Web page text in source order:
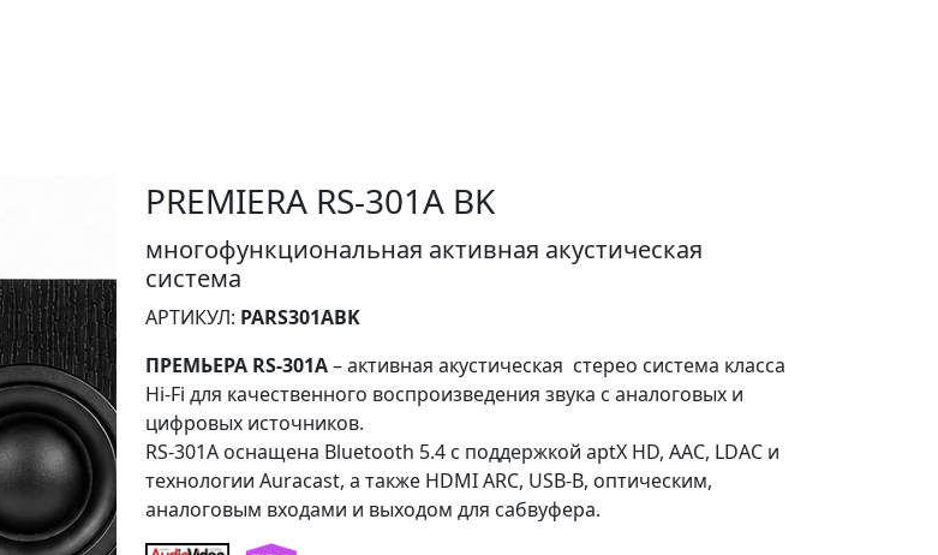
PREMIERA RS-301A BK
многофункциональная активная акустическая
система
АРТИКУЛ: PARS301ABK
ПРЕМЬЕРА RS-301A– активная акустическая стерео система класса
Hi-Fi для качественного воспроизведения звука с аналоговых и
цифровых источников.
RS-301A оснащена Bluetooth 5.4 с поддержкой aptX HD, AAC, LDAC и
технологии Auracast, а также HDMI ARC, USB-B, оптическим,
аналоговым входами и выходом для сабвуфера.